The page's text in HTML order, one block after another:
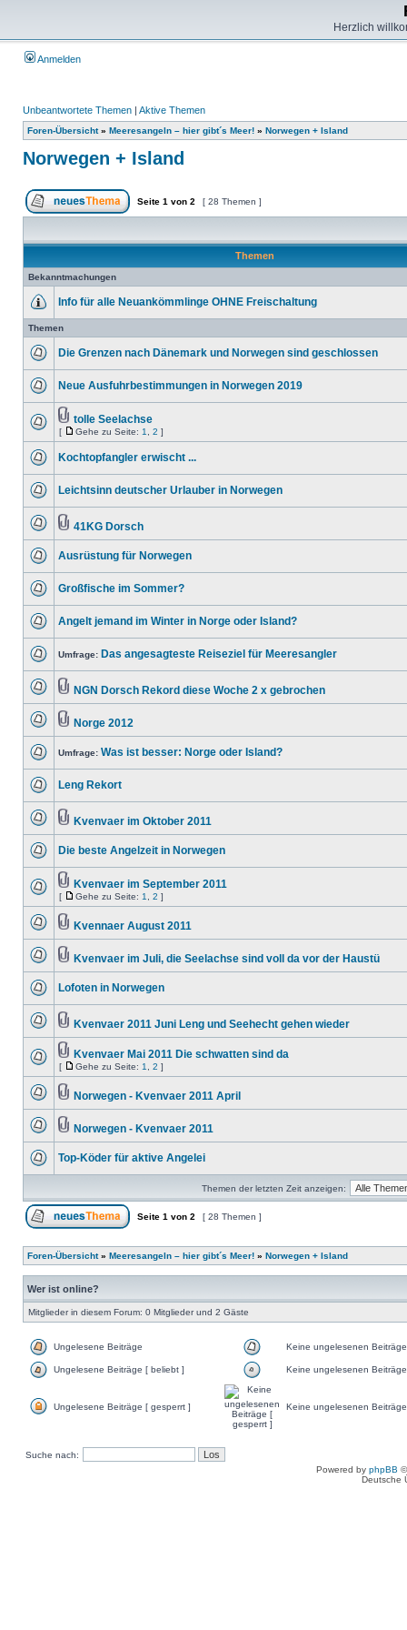
Herzlich
Anmelden
Unbeantwortete Themen | Aktive Themen
Foren-Übersicht» Meeresangeln – hier gibt´s Meer! » Norwegen + Island
Norwegen + Island
Seite 1 von 2 [ 28 Themen ]
Themen
Bekanntmachungen
Info für alle Neuankömmlinge OHNE Freischaltung
Themen
Die Grenzen nach Dänemark und Norwegen sind geschlossen
Neue Ausfuhrbestimmungen in Norwegen 2019
tolle Seelachse
[ Gehe zu Seite: 1 2 ]
Kochtopfangler erwischt ...
Leichtsinn deutscher Urlauber in Norwegen
41KG Dorsch
Ausrüstung für Norwegen
Großfische im Sommer?
Angelt jemand im Winter in Norge oder Island?
Umfrage: Das angesagteste Reiseziel für Meeresangler
NGN Dorsch Rekord diese Woche 2 x gebrochen
Norge 2012
Umfrage: Was ist besser: Norge oder Island?
Leng Rekort
Kvenvaer im Oktober 2011
Die beste Angelzeit in Norwegen
Kvenvaer im September 2011
[ Gehe zu Seite: 1 2 ]
Kvennaer August 2011
Kvenvaer im Juli, die Seelachse sind voll da vor der Haustü
Lofoten in Norwegen
Kvenvaer 2011 Juni Leng und Seehecht gehen wieder
Kvenvaer Mai 2011 Die schwatten sind da
[ Gehe zu Seite: 1 2 ]
Norwegen - Kvenvaer 2011 April
Norwegen - Kvenvaer 2011
Top-Köder für aktive Angelei
Themen der letzten Zeit anzeigen:
Seite 1 von 2 [ 28 Themen ]
Foren-Übersicht» Meeresangeln – hier gibt´s Meer! » Norwegen + Island
Wer ist online?
Mitglieder in diesem Forum: 0 Mitglieder und 2 Gäste
Ungelesene Beiträge Keine ungelesenen Beiträge
Ungelesene Beiträge [ beliebt ] Keine ungelesenen
Ungelesene Beiträge [ gesperrt ] Keine ungelesenen
Suche nach:
Powered by phpBB
Deutsche